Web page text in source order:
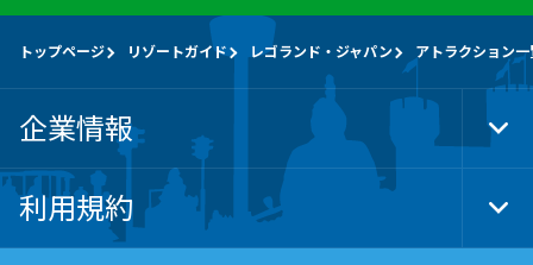
トップページ リゾートガイド レゴランド・ジャパン アトラクション一
企業情報
利用規約